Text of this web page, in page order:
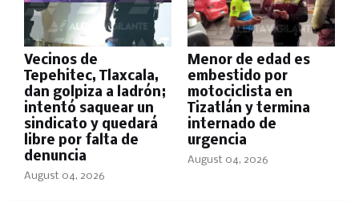
Vecinos de
Tepehitec, Tlaxcala,
dan golpiza a ladrón;
intentó saquear un
sindicato y quedará
libre por falta de
denuncia
August 04, 2026
Menor de edad es
embestido por
motociclista en
Tizatlán y termina
internado de
urgencia
August 04, 2026